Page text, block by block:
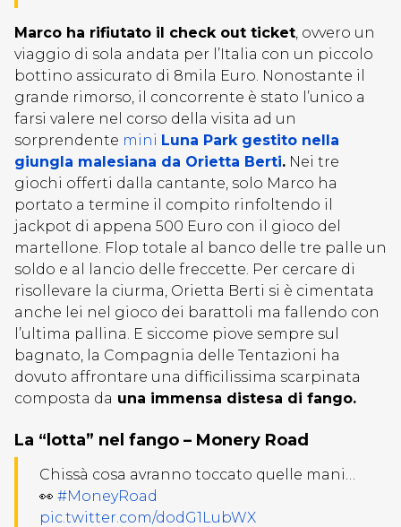
Marco ha rifiutato il check out ticket, ovvero un
viaggio di sola andata per l’Italia con un piccolo
bottino assicurato di 8mila Euro. Nonostante il
grande rimorso, il concorrente è stato l’unico a
farsi valere nel corso della visita ad un
sorprendente mini Luna Park gestito nella
giungla malesiana da Orietta Berti. Nei tre
giochi offerti dalla cantante, solo Marco ha
portato a termine il compito rinfoltendo il
jackpot di appena 500 Euro con il gioco del
martellone. Flop totale al banco delle tre palle un
soldo e al lancio delle freccette. Per cercare di
risollevare la ciurma, Orietta Berti si è cimentata
anche lei nel gioco dei barattoli ma fallendo con
l’ultima pallina. E siccome piove sempre sul
bagnato, la Compagnia delle Tentazioni ha
dovuto affrontare una difficilissima scarpinata
composta da una immensa distesa di fango.
La “lotta” nel fango – Monery Road
Chissà cosa avranno toccato quelle mani…
👀 #MoneyRoad
pic.twitter.com/dodG1LubWX